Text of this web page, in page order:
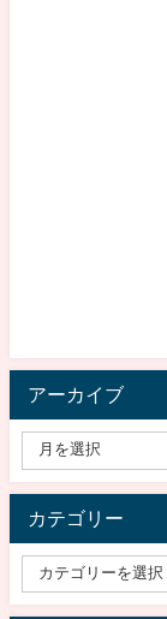
アーカイブ
カテゴリー